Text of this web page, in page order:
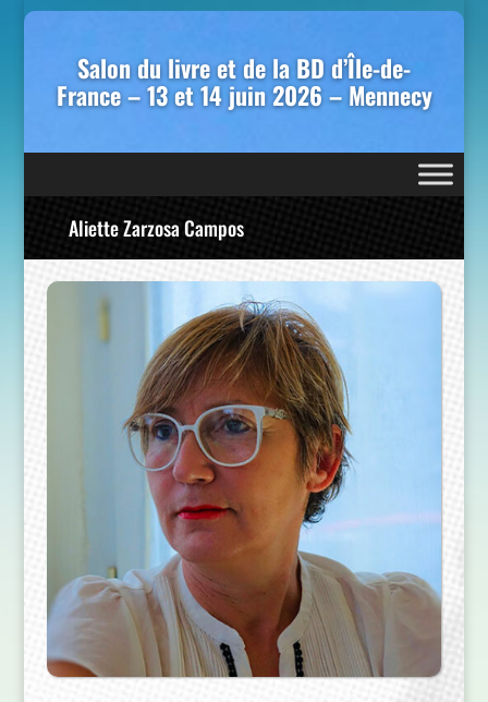
Salon du livre et de la BD d’Île-de-
France – 13 et 14 juin 2026 – Mennecy
Aliette Zarzosa Campos